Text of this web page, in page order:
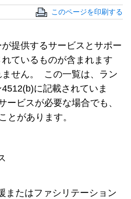
このページを印刷する
提供するサービスとサポー
ているものが含まれます
せん。 この一覧は、ラン
に記載されていま
ビスが必要な場合でも、
とがあります。
またはファシリテーション